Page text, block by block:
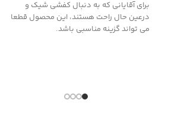
برای آقایانی که به دنبال کفشی شیک و
درعین حال راحت هستند، این محصول قطعا
می تواند گزینه مناسبی باشد.